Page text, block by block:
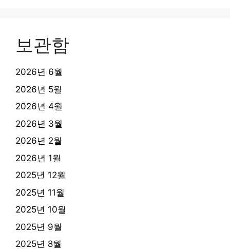
보관함
2026년 6월
2026년 5월
2026년 4월
2026년 3월
2026년 2월
2026년 1월
2025년 12월
2025년 11월
2025년 10월
2025년 9월
2025년 8월